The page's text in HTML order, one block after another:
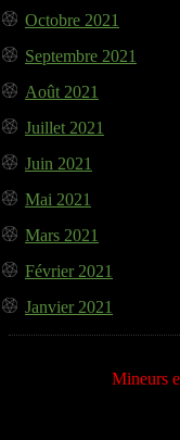
Octobre 2021
Septembre 2021
Août 2021
Juillet 2021
Juin 2021
Mai 2021
Mars 2021
Février 2021
Janvier 2021
Mineurs